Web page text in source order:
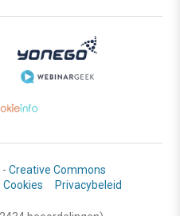
Creative Commons
Cookies Privacybeleid